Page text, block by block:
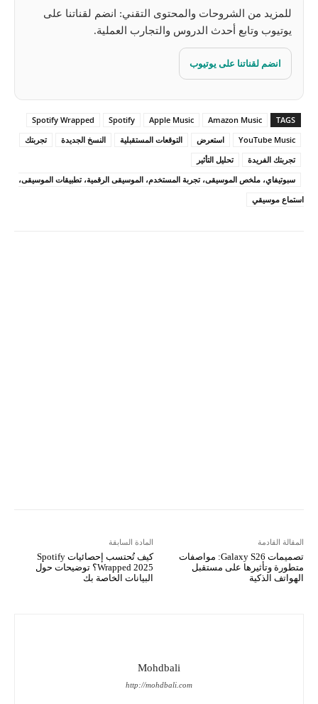
للمزيد من الشروحات والمحتوى التقني: انضم لقناتنا على
يوتيوب وتابع أحدث الدروس والتجارب العملية.
انضم لقناتنا على يوتيوب
TAGS
Amazon Music
Apple Music
Spotify
Spotify Wrapped
YouTube Music
استعرض التوقعات المستقبلية النسخ الجديدة
تجربتك
تجربتك الفريدة
تحليل التأثير
سبوتيفاي، ملخص الموسيقى، تجربة المستخدم، الموسيقى الرقمية، تطبيقات الموسيقى،
استماع موسيقي
المادة السابقة
كيف تُحتسب إحصائيات Spotify
Wrapped 2025؟ توضيحات حول
البيانات الخاصة بك
المقالة القادمة
تصميمات Galaxy S26: مواصفات
متطورة وتأثيرها على مستقبل
الهواتف الذكية
Mohdbali
http://mohdbali.com